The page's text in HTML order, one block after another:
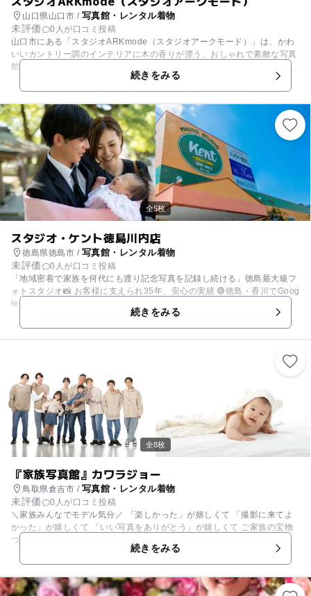
山口県山口市 / 写真館・レンタル着物
未評価
0人が口コミ投稿
山口市にある「スタジオARKmode（スタジオアークモード）」は、かわ
いいカントリー調のインテリアに木の香りが漂う、おしゃれで素敵な写真
館です。なんと内装はほとんどお店のスタッフさんの手作りだそうです。
店内はキッズスペース完備で、大人同士の打ち合わせや写真選びの際にも
遊びながら待つことができます。 ウエディングフォトから始まり、大人気
のマタニティフォト、こどもの成長をお祝いする様々な行事など、家族の
幸せを色々な形で写真に残すことができます。例えばお宮参りや七五三な
どでの出張ロケ撮影や、ちょっとした記念日に人気なカジュアル・ポート
レート撮影、初節句には兜や雛人形も持ち込みできます。また、こどもの
成長を一冊のアルバムにまとめて残せるロングランアルバムも人気です。
続きをみる
全5枚
スタジオ・ケント徳島川内店
徳島県徳島市 / 写真館・レンタル着物
未評価
0人が口コミ投稿
「地域密着で家族を何代にも渡り記念写真を記録し続ける」徳島最大級フ
ォトスタジオ📸 お客様に支えられ35年、安心の実績 🟢徳島・香川でGoog
leクチコミ No1 🟢お客様アンケート満足度 4.8 🟢累計15万人以上がご利
用 🟢お母さんも納得して選べる圧倒的な衣装数 赤ちゃんから大人まで全
ての撮影に対応✨ 季節ごとにキャンペーン撮影会も開催中✨
続きをみる
全8枚
『家族写真館』カワラジョー
鳥取県倉吉市 / 写真館・レンタル着物
未評価
0人が口コミ投稿
＼家族みんなでモデル気分／ 「楽しかった」が嬉しくて 「撮影に来てよ
かった」が嬉しくて 「いい写真をありがとう」が嬉しくて ご家族の宝物
づくりを担う お客様のホームフォトグラファ―として お子様の成長、ご
家族のかけがえのない時間を 撮影させていただいています。 思い出をカ
タチある写真として残し 後々見返してはその時の喜び・うれしさ・楽しさ
や 写真撮影の背景に流れていた時間や風景も含めて色々なことを思い出し
てもらえるような 写真作りができたらいいなと思っています。 赤ちゃん
続きをみる